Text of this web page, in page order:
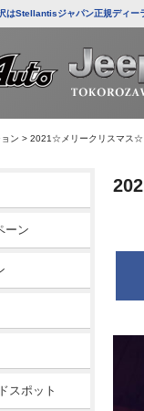
はStellantisジャパン正規ディー
ン > 2021☆メリークリスマス☆
ーン
スポット